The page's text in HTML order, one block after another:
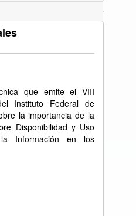
que emite el VIII
Instituto Federal de
la importancia de la
Disponibilidad y Uso
Información en los